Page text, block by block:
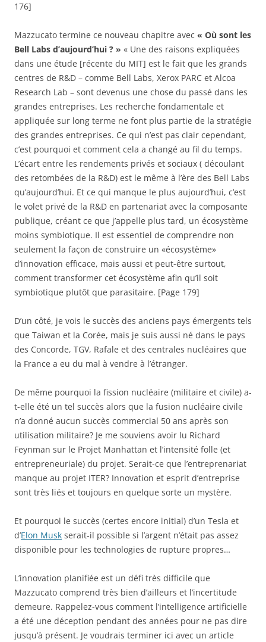
176]
Mazzucato termine ce nouveau chapitre avec « Où sont les
Bell Labs d’aujourd’hui ? » « Une des raisons expliquées
dans une étude [récente du MIT] est le fait que les grands
centres de R&D – comme Bell Labs, Xerox PARC et Alcoa
Research Lab – sont devenus une chose du passé dans les
grandes entreprises. Les recherche fondamentale et
appliquée sur long terme ne font plus partie de la stratégie
des grandes entreprises. Ce qui n’est pas clair cependant,
c’est pourquoi et comment cela a changé au fil du temps.
L’écart entre les rendements privés et sociaux ( découlant
des retombées de la R&D) est le même à l’ère des Bell Labs
qu’aujourd’hui. Et ce qui manque le plus aujourd’hui, c’est
le volet privé de la R&D en partenariat avec la composante
publique, créant ce que j’appelle plus tard, un écosystème
moins symbiotique. Il est essentiel de comprendre non
seulement la façon de construire un «écosystème»
d’innovation efficace, mais aussi et peut-être surtout,
comment transformer cet écosystème afin qu’il soit
symbiotique plutôt que parasitaire. [Page 179]
D’un côté, je vois le succès des anciens pays émergents tels
que Taiwan et la Corée, mais je suis aussi né dans le pays
des Concorde, TGV, Rafale et des centrales nucléaires que
la France a eu du mal à vendre à l’étranger.
De même pourquoi la fission nucléaire (militaire et civile) a-
t-elle été un tel succès alors que la fusion nucléaire civile
n’a donné aucun succès commercial 50 ans après son
utilisation militaire? Je me souviens avoir lu Richard
Feynman sur le Projet Manhattan et l’intensité folle (et
entrepreneuriale) du projet. Serait-ce que l’entreprenariat
manque au projet ITER? Innovation et esprit d’entreprise
sont très liés et toujours en quelque sorte un mystère.
Et pourquoi le succès (certes encore initial) d’un Tesla et
d’Elon Musk serait-il possible si l’argent n’était pas assez
disponible pour les technologies de rupture propres…
L’innovation planifiée est un défi très difficile que
Mazzucato comprend très bien d’ailleurs et l’incertitude
demeure. Rappelez-vous comment l’intelligence artificielle
a été une déception pendant des années pour ne pas dire
jusqu’à présent. Je voudrais terminer ici avec un article